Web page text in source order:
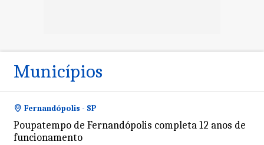
Municípios
Fernandópolis - SP
Poupatempo de Fernandópolis completa 12 anos de
funcionamento